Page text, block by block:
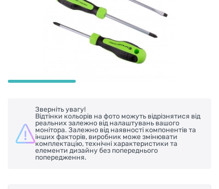
Зверніть увагу!
Відтінки кольорів на фото можуть відрізнятися від
реальних залежно від налаштувань вашого
монітора. Залежно від наявності компонентів та
інших факторів, виробник може змінювати
комплектацію, технічні характеристики та
елементи дизайну без попереднього
попередження.